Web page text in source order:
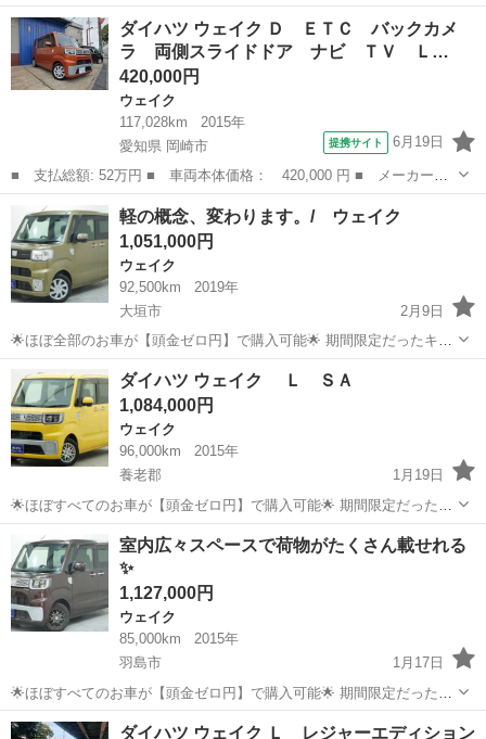
ンペーンが好評につき延長中👏🏻 ※3月31日までの期間限定✨全ての
お客様対象! 「自社ローンプラン」頭金0円キャンペーンを開催中です!
当社の自社ロ...
岐阜 揖斐郡 ウェイク ローン
ダイハツ ウェイク Ｄ ＥＴＣ バックカメ
ラ 両側スライドドア ナビ ＴＶ Ｌ…
420,000円
ウェイク
117,028km
2015年
愛知県 岡崎市
提携サイト 6月19日
■ 支払総額: 52万円 ■ 車両本体価格： 420,000 円 ■ メーカー
名： ダイハツ ■ 車種名： ウェイク ■ グレード名： Ｄ ＥＴ
Ｃ バックカメラ 両側スライドドア ナビ ＴＶ ＬＥＤヘッドラ
ンプ キーレスエ...
愛知 岡崎市 ウェイク
軽の概念、変わります。/ ウェイク
1,051,000円
ウェイク
92,500km
2019年
大垣市
2月9日
🌟ほぼ全部のお車が【頭金ゼロ円】で購入可能🌟 期間限定だったキャ
ンペーンが好評につき延長中👏🏻 ※3月31日までの期間限定✨全ての
お客様対象! 「自社ローンプラン」頭金0円キャンペーンを開催中です!
当社の自社ロ...
岐阜 ウェイク ローン
ダイハツ ウェイク Ｌ ＳＡ
1,084,000円
ウェイク
96,000km
2015年
養老郡
1月19日
🌟ほぼすべてのお車が【頭金ゼロ円】で購入可能🌟 期間限定だったキ
ャンペーンが好評につき延長決定👏🏻 ※3月31日までの期間限定✨全
てのお客様が対象❗ 「自社ローンプラン」頭金0円キャンペーンを開催
中❗ 当社の...
岐阜 養老郡 ウェイク
室内広々スペースで荷物がたくさん載せれる
✨
1,127,000円
ウェイク
85,000km
2015年
羽島市
1月17日
🌟ほぼすべてのお車が【頭金ゼロ円】で購入可能🌟 期間限定だったキ
ャンペーンが好評につき延長決定👏🏻 ※3月31日までの期間限定✨全
岐阜 羽島市 ウェイク ローン
ダイハツ ウェイク Ｌ レジャーエディション